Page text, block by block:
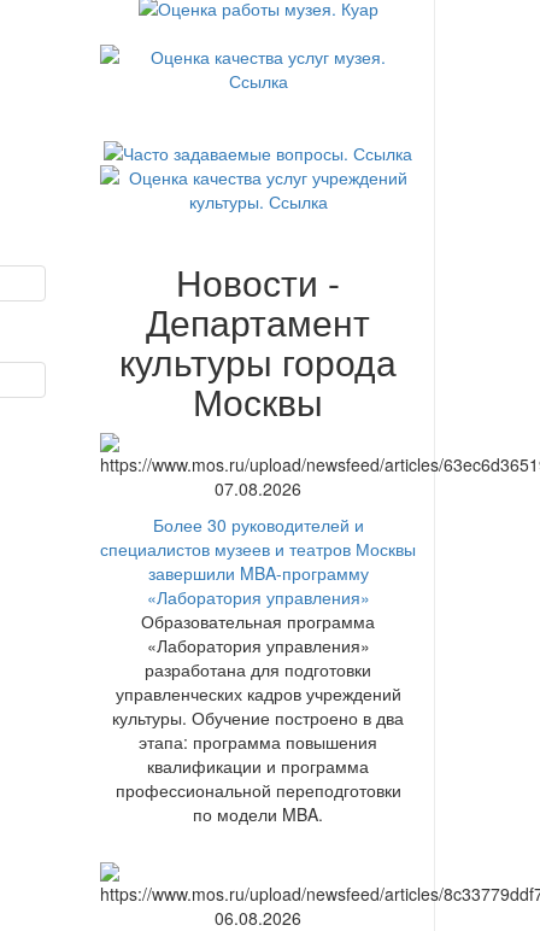
Новости -
Департамент
культуры города
Москвы
07.08.2026
Более 30 руководителей и
специалистов музеев и театров Москвы
завершили MBA-программу
«Лаборатория управления»
Образовательная программа
«Лаборатория управления»
разработана для подготовки
управленческих кадров учреждений
культуры. Обучение построено в два
этапа: программа повышения
квалификации и программа
профессиональной переподготовки
по модели MBA.
06.08.2026